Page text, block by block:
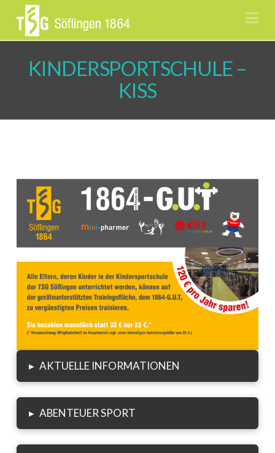
KINDERSPORTSCHULE –
KISS
▸ AKTUELLE INFORMATIONEN
▸ ABENTEUER SPORT